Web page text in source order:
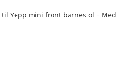
Yepp mini front barnestol – Med